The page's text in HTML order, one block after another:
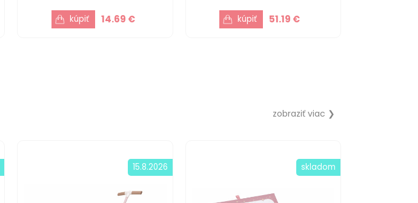
14.69 € 51.19 €
zobraziť viac ❯
15.8.2026 skladom